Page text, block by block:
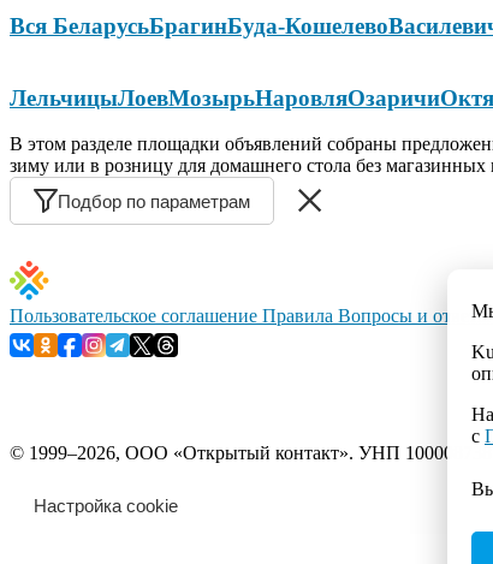
Вся БеларусьБрагинБуда-Кошелево
ЛельчицыЛоевМозырьНаровляОзаричи
В этом разделе площадки объявлений собраны
зиму или в розницу для домашнего стола без
Подбор по параметрам
с
Пользовательское соглашение Правила Вопросы и
© 1999–2026, ООО «Открытый контакт». УНП 100008738.
Настройка cookie